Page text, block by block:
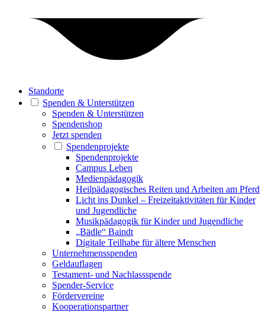
Standorte
Spenden & Unterstützen
Spenden & Unterstützen
Spendenshop
Jetzt spenden
Spendenprojekte
Spendenprojekte
Campus Leben
Medienpädagogik
Heilpädagogisches Reiten und Arbeiten am Pferd
Licht ins Dunkel – Freizeitaktivitäten für Kinder
und Jugendliche
Musikpädagogik für Kinder und Jugendliche
„Bädle“ Baindt
Digitale Teilhabe für ältere Menschen
Unternehmensspenden
Geldauflagen
Testament- und Nachlassspende
Spender-Service
Fördervereine
Kooperationspartner